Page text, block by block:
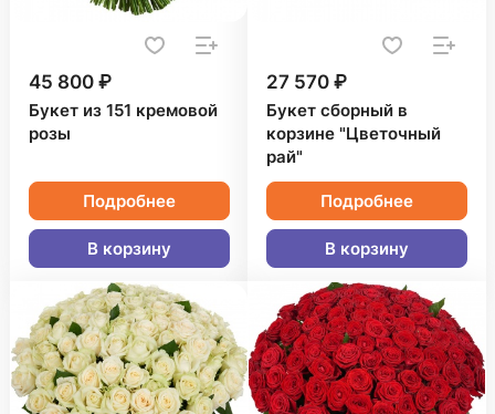
45 800 ₽
Букет из 151 кремовой
розы
Подробнее
В корзину
27 570 ₽
Букет сборный в
корзине "Цветочный
рай"
Подробнее
В корзину